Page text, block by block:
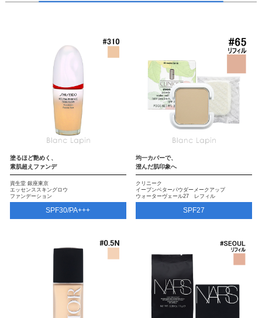
塗るほど艶めく、
素肌超えファンデ
資生堂 銀座東京
エッセンススキングロウ
ファンデーション
SPF30/PA+++
均一カバーで、
澄んだ肌印象へ
クリニーク
イーブンベターパウダーメークアップ
ウォーターヴェール27 レフィル
SPF27